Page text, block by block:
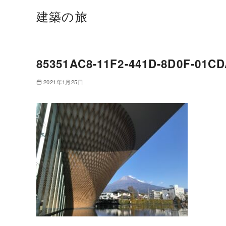
建築の旅
85351AC8-11F2-441D-8D0F-
2021年1月25日